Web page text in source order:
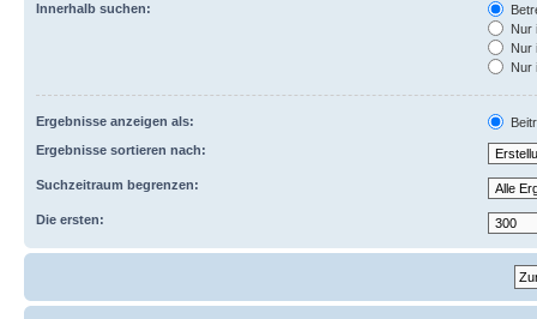
Innerhalb suchen:
Nur
Nur
Nur
Ergebnisse anzeigen als:
Ergebnisse sortieren nach:
Suchzeitraum begrenzen:
Die ersten: